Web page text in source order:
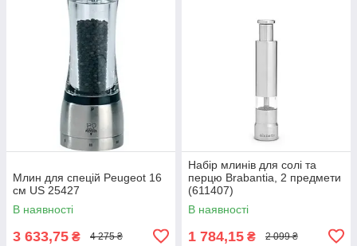
Млин для спецій Peugeot 16
см US 25427
В наявності
3 633,75 ₴ 4 275 ₴
Набір млинів для солі та
перцю Brabantia, 2 предмети
(611407)
В наявності
1 784,15 ₴ 2 099 ₴